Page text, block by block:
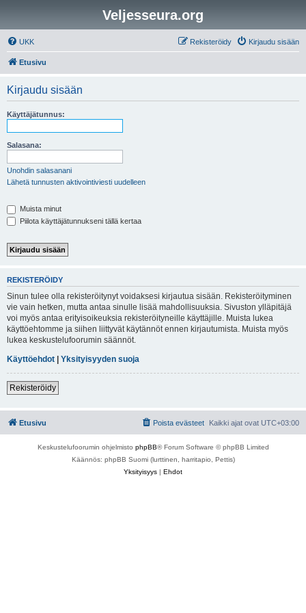
Veljesseura.org
UKK Kirjaudu sisään
Rekisteröidy
Etusivu
Kirjaudu sisään
Käyttäjätunnus:
Salasana:
Unohdin salasanani
Lähetä tunnusten aktivointiviesti uudelleen
Muista minut
Piilota käyttäjätunnukseni tällä kertaa
REKISTERÖIDY
Sinun tulee olla rekisteröitynyt voidaksesi kirjautua sisään. Rekisteröityminen
vie vain hetken, mutta antaa sinulle lisää mahdollisuuksia. Sivuston ylläpitäjä
voi myös antaa erityisoikeuksia rekisteröityneille käyttäjille. Muista lukea
käyttöehtomme ja siihen liittyvät käytännöt ennen kirjautumista. Muista myös
lukea keskustelufoorumin säännöt.
Käyttöehdot | Yksityisyyden suoja
Rekisteröidy
Etusivu Kaikki ajat ovat UTC+03:00
Poista evästeet
Keskustelufoorumin ohjelmisto phpBB® Forum Software © phpBB Limited
Käännös: phpBB Suomi (lurttinen, harritapio, Pettis)
Yksityisyys | Ehdot